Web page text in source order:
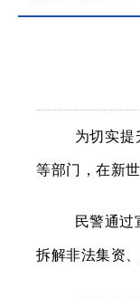
为切实提
等部门，在新
民警通
拆解非法集资